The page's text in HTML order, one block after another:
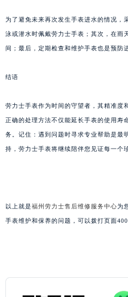
为了避免未来再次发生手表进水的情况，
泳或潜水时佩戴劳力士手表；其次，在雨
间；最后，定期检查和维护手表也是预防
结语
劳力士手表作为时间的守望者，其精准度
正确的处理方法不仅能延长手表的使用寿
务。记住：遇到问题时寻求专业帮助是最
持，劳力士手表将继续陪伴您见证每一个
以上就是福州劳力士售后维修服务中心为
手表维护和保养的问题，可以拨打页面